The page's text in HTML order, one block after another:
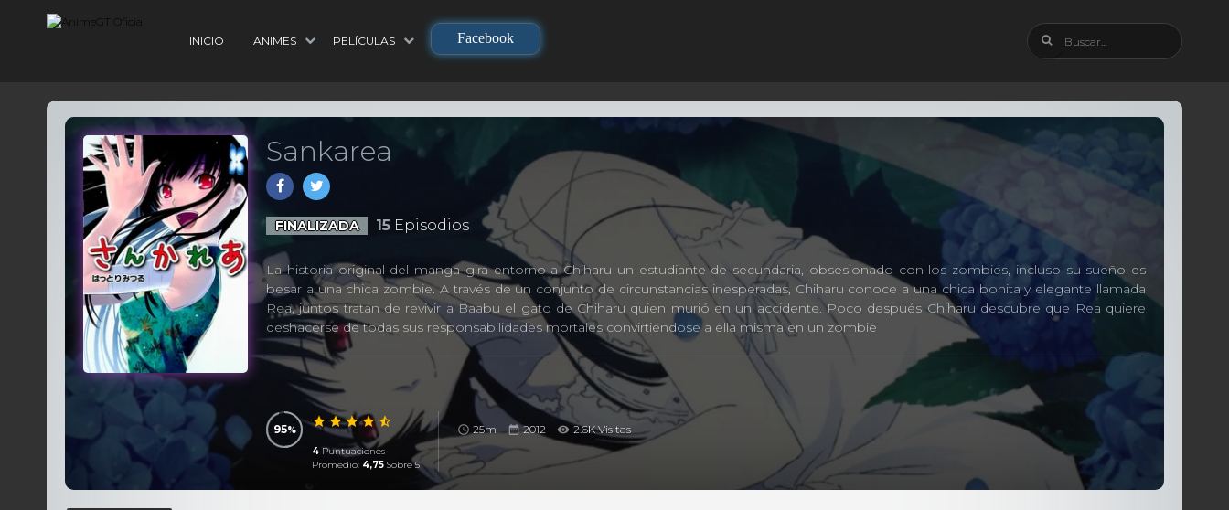
INICIO ANIMES PELÍCULAS Facebook
Sankarea
FINALIZADA 15Episodios
La historia original del manga gira entorno a Chiharu un estudiante de secundaria, obsesionado con los zombies, incluso su sueño es
besar a una chica zombie. A través de un conjunto de circunstancias inesperadas, Chiharu conoce a una chica bonita y elegante llamada
Rea, juntos tratan de revivir a Baabu el gato de Chiharu quien murió en un accidente. Poco después Chiharu descubre que Rea quiere
deshacerse de todas sus responsabilidades mortales convirtiéndose a ella misma en un zombie
95
4 Puntuaciones
Promedio: 4,75 Sobre 5
25m 2012 2.6K Visitas